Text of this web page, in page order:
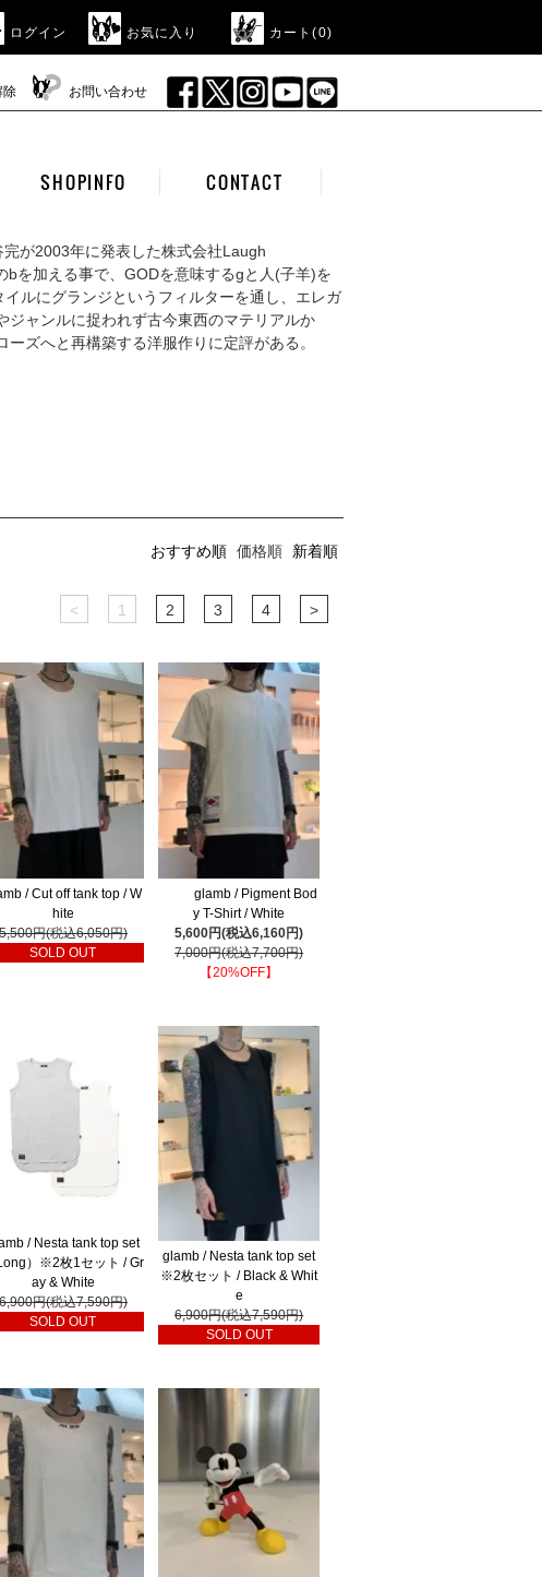
ログイン お気に入り カート(0)
除 お問い合わせ
SHOPINFO CONTACT
bを加える事で、GODを意味するgと人(子羊)を
ルにグランジというフィルターを通し、エレガ
ジャンルに捉われず古今東西のマテリアルか
ズへと再構築する洋服作りに定評がある。
おすすめ順 価格順 新着順
< 1 2 3 4 >
/ Cut off tank top / W
hite
5,500円(税込6,050円)
SOLD OUT
glamb / Pigment Bod
y T-Shirt / White
5,600円(税込6,160円)
7,000円(税込7,700円)
【20%OFF】
/ Nesta tank top set
Long）※2枚1セット / Gr
ay & White
6,900円(税込7,590円)
SOLD OUT
glamb / Nesta tank top set
※2枚セット / Black & Whit
e
6,900円(税込7,590円)
SOLD OUT